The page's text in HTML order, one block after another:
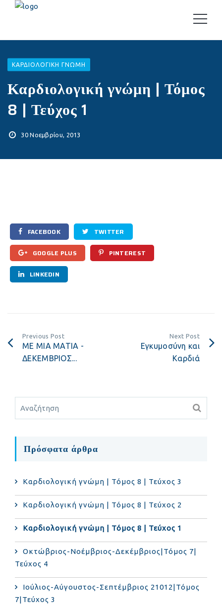
ΚΑΡΔΙΟΛΟΓΙΚΉ ΓΝΏΜΗ
Καρδιολογική γνώμη | Τόμος
8 | Τεύχος 1
30 Νοεμβρίου, 2013
FACEBOOK TWITTER
GOOGLE PLUS PINTEREST
LINKEDIN
Previous Post
ΜΕ ΜΙΑ ΜΑΤΙΑ -
ΔΕΚΕΜΒΡΙΟΣ...
Next Post
Εγκυμοσύνη και
Καρδιά
Πρόσφατα άρθρα
Καρδιολογική γνώμη | Τόμος 8 | Τεύχος 3
Καρδιολογική γνώμη | Τόμος 8 | Τεύχος 2
Καρδιολογική γνώμη | Τόμος 8 | Τεύχος 1
Οκτώβριος-Νοέμβριος-Δεκέμβριος|Τόμος 7|
Τεύχος 4
Ιούλιος-Αύγουστος-Σεπτέμβριος 21012|Τόμος
7|Τεύχος 3